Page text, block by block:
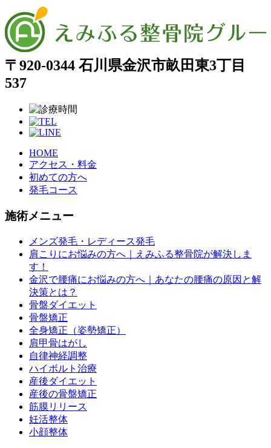
〒920-0344 石川県金沢市畝田東3丁目
537
HOME
アクセス・料金
初めての方へ
発毛コース
施術メニュー
メンズ発毛・レディース発毛
肩こりにお悩みの方へ｜えみふる整骨院が解決しま
す！
金沢で腰痛にお悩みの方へ｜あなたの腰痛の原因と解
決策とは？
骨盤ダイエット
骨盤矯正
全身矯正（姿勢矯正）
肩甲骨はがし
自律神経調整
ハイボルト治療
産後ダイエット
産後の骨盤矯正
筋膜リリース
妊活整体
小顔整体